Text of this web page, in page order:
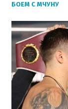
БОЕМ С МЧУНУ